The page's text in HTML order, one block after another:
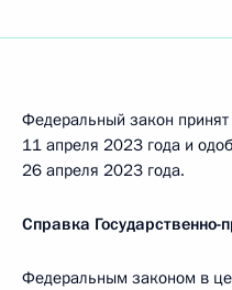
Федеральный закон принят
11 апреля 2023 года и
26 апреля 2023 года.
Справка Государственно-
Федеральным законом в